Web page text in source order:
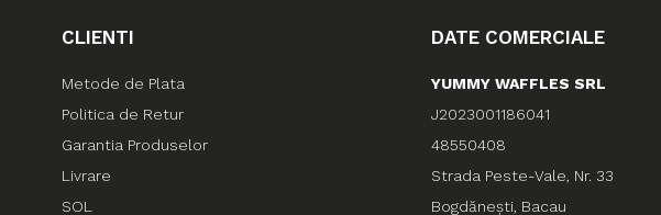
CLIENTI
Metode de Plata
Politica de Retur
Garantia Produselor
Livrare
SOL
DATE COMERCIALE
YUMMY WAFFLES SRL
J2023001186041
48550408
Strada Peste-Vale, Nr. 33
Bogdănești, Bacau